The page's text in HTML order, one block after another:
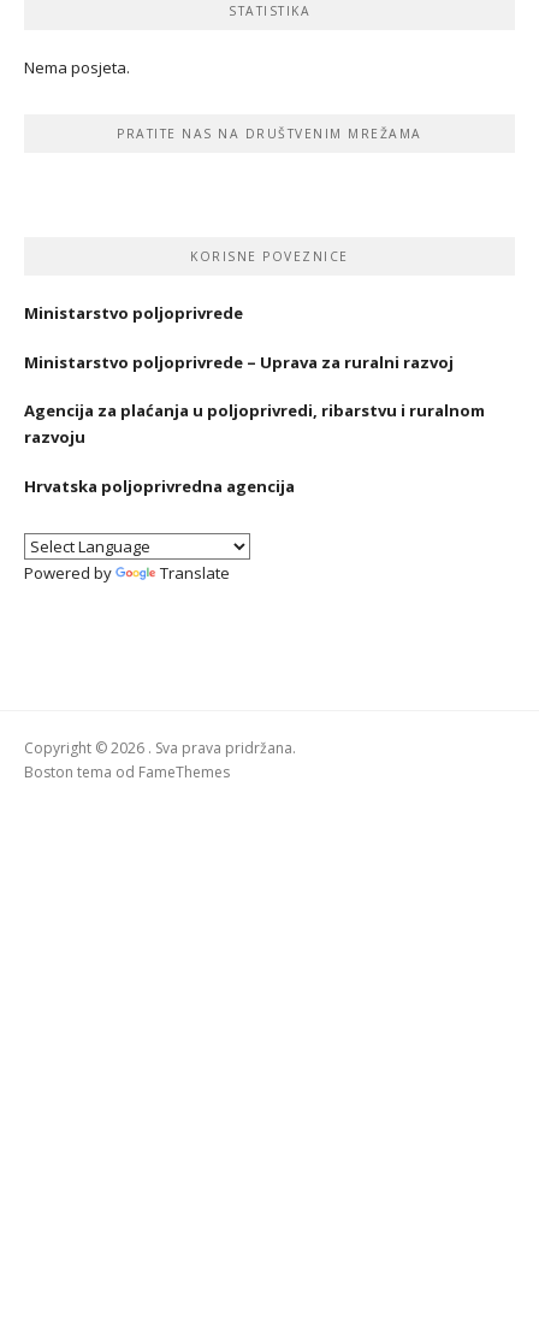
STATISTIKA
Nema posjeta.
PRATITE NAS NA DRUŠTVENIM MREŽAMA
KORISNE POVEZNICE
Ministarstvo poljoprivrede
Ministarstvo poljoprivrede – Uprava za ruralni razvoj
Agencija za plaćanja u poljoprivredi, ribarstvu i ruralnom
razvoju
Hrvatska poljoprivredna agencija
Powered by Translate
Copyright © 2026 . Sva prava pridržana.
Boston tema od FameThemes